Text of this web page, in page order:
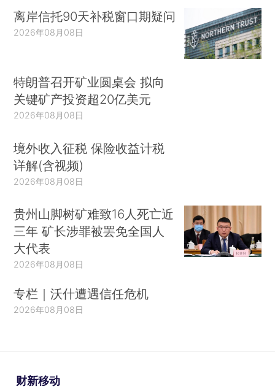
离岸信托90天补税窗口期疑问
2026年08月08日
特朗普召开矿业圆桌会 拟向
关键矿产投资超20亿美元
2026年08月08日
境外收入征税 保险收益计税
详解(含视频)
2026年08月08日
贵州山脚树矿难致16人死亡近
三年 矿长涉罪被罢免全国人
大代表
2026年08月08日
专栏｜沃什遭遇信任危机
2026年08月08日
财新移动